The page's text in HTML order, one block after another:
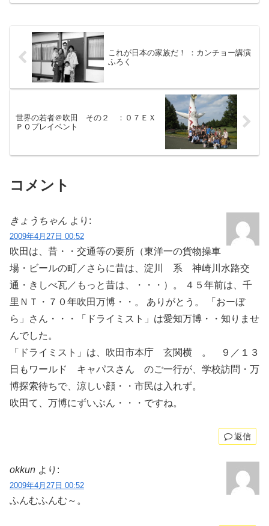
これが日本の家族だ！ ：カンチョー講演
ふろく
世界の若者＠吹田 その２ ：０７ＥＸ
ＰＯプレイベント
コメント
きょうちゃん より:
2009年4月27日 00:52
吹田は、昔・・交通等の要所（東洋一の貨物操車
場・ビールの町／さらに昔は、淀川 系 神崎川水路交
通・きしべ瓦／もっと昔は、・・・）。 ４５年前は、千
里ＮＴ・７０年吹田万博・・。 ありがとう。 「おーぼ
ら」さん・・・「ドライミスト」は愛知万博・・知りませ
んでした。
「ドライミスト」は、吹田市本庁 玄関横 。 ９／１３
日もワールド キャパスさん のご一行が、学校訪問・万
博探索待ちで、涼しい顔・・市民は入れず。
吹田て、万博にずいぶん・・・ですね。
返信
okkun より:
2009年4月27日 00:52
ふんむふんむ～。